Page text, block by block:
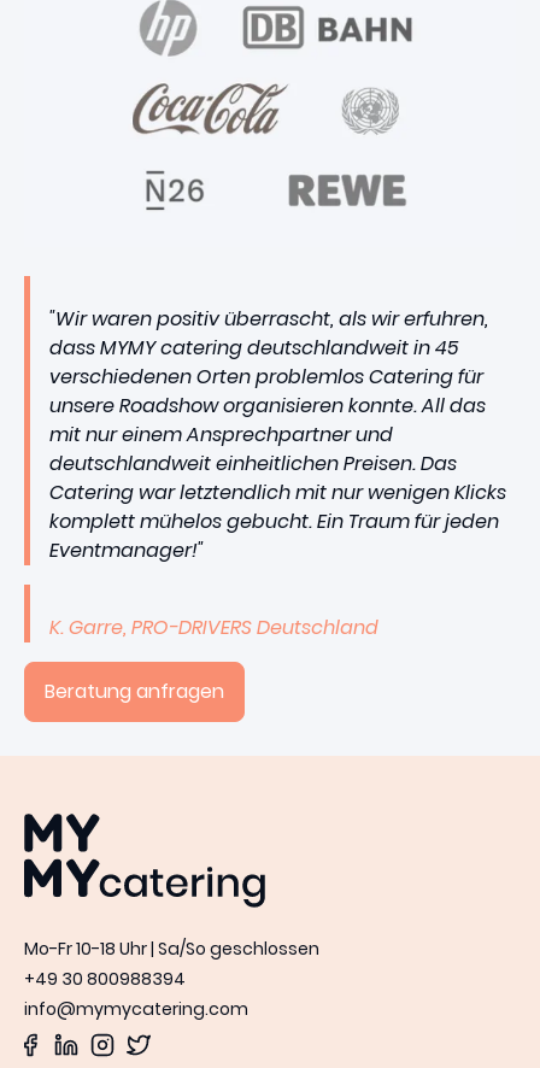
"Wir waren positiv überrascht, als wir erfuhren,
dass MYMY catering deutschlandweit in 45
verschiedenen Orten problemlos Catering für
unsere Roadshow organisieren konnte. All das
mit nur einem Ansprechpartner und
deutschlandweit einheitlichen Preisen. Das
Catering war letztendlich mit nur wenigen Klicks
komplett mühelos gebucht. Ein Traum für jeden
Eventmanager!"
K. Garre, PRO-DRIVERS Deutschland
Beratung anfragen
MYMY catering
Mo-Fr 10-18 Uhr | Sa/So geschlossen
+49 30 800988394
info@mymycatering.com